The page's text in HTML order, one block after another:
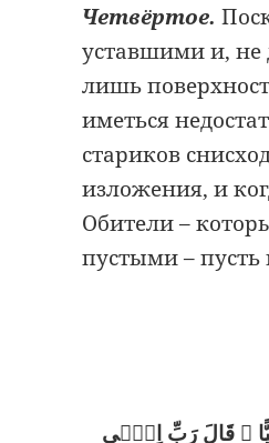
Четвёртое.
уставшими и, не
лишь
иметься
стариков
изложения, и
Обители –
пустыми –
۞ قَالَ رَبِّ اِنّٖى